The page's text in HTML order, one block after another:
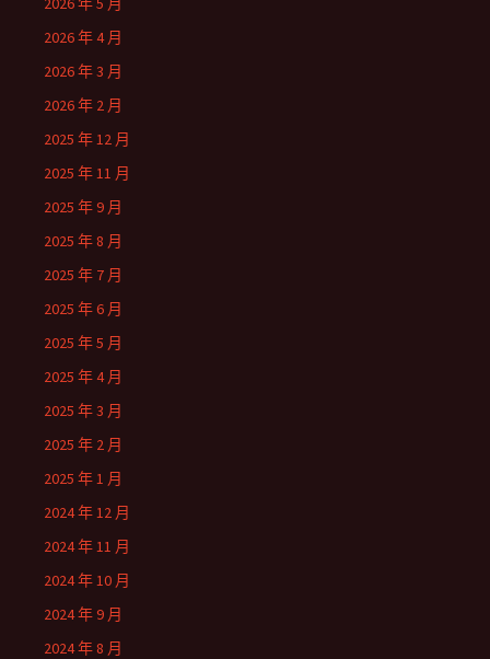
2026 年 4 月
2026 年 3 月
2026 年 2 月
2025 年 12 月
2025 年 11 月
2025 年 9 月
2025 年 8 月
2025 年 7 月
2025 年 6 月
2025 年 5 月
2025 年 4 月
2025 年 3 月
2025 年 2 月
2025 年 1 月
2024 年 12 月
2024 年 11 月
2024 年 10 月
2024 年 9 月
2024 年 8 月